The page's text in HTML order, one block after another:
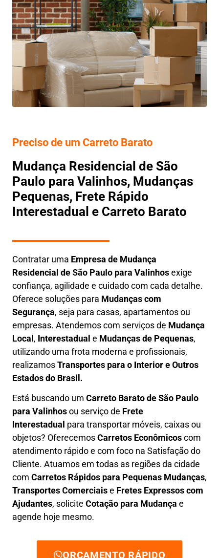
Preciso de um Carreto Barato
Mudança Residencial de São
Paulo para Valinhos, Mudanças
Pequenas, Frete Rápido
Interestadual e Carreto Barato
Contratar uma Empresa de Mudança
Residencial de São Paulo para Valinhosexige
confiança, agilidade e cuidado com cada detalhe.
Oferece soluções para Mudanças com
Segurança, seja para casas, apartamentos ou
empresas. Atendemos com serviços de Mudança
Local, Interestadual e Mudanças de Pequenas,
utilizando uma frota moderna e profissionais,
realizamosTransportes para o Interior e Outros
Estados do Brasil.
Está buscando um Carreto Baratode São Paulo
para Valinhosou serviço de Frete
Interestadual para transportar móveis, caixas ou
objetos? OferecemosCarretos Econômicoscom
atendimento rápido e com foco na Satisfação do
Cliente. Atuamos em todas as regiões da cidade
com Carretos Rápidos para Pequenas Mudanças,
TransportesComerciaise Fretes Expressos com
Ajudantes, solicite Cotação para Mudança e
agende hoje mesmo.
ORÇAMENTO RÁPIDO